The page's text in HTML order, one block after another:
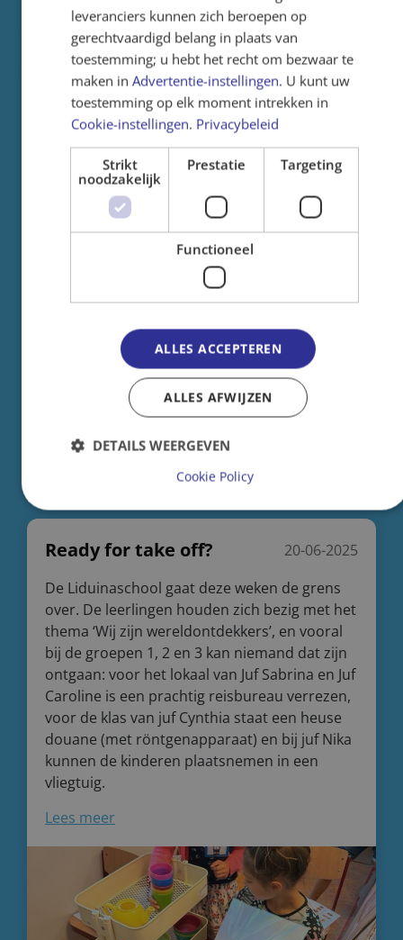
‘Ik was het allernatst van
iedereen’
01-07-2025
Waar moet je zijn, op de allerheetste juli ooit
gemeten? In de buurt van water natuurlijk!
Daarom organiseerde het team op 1 juli weer
een waterfestijn – vaste prik op de
Liduinaschool als het kwik flink omhoogschiet.
Ready for take off?
20-06-2025
De Liduinaschool gaat deze weken de grens
over. De leerlingen houden zich bezig met het
thema ‘Wij zijn wereldontdekkers’, en vooral
bij de groepen 1, 2 en 3 kan niemand dat zijn
ontgaan: voor het lokaal van Juf Sabrina en Juf
Caroline is een prachtig reisbureau verrezen,
voor de klas van juf Cynthia staat een heuse
douane (met röntgenapparaat) en bij juf Nika
kunnen de kinderen plaatsnemen in een
vliegtuig.
Lees meer
leveranciers kunnen zich beroepen op
gerechtvaardigd belang in plaats van
toestemming; u hebt het recht om bezwaar te
maken in Advertentie-instellingen. U kunt uw
toestemming op elk moment intrekken in
Cookie-instellingen. Privacybeleid
Strikt
noodzakelijk
Prestatie Targeting
Functioneel
ALLES ACCEPTEREN
ALLES AFWIJZEN
DETAILS WEERGEVEN
Cookie Policy